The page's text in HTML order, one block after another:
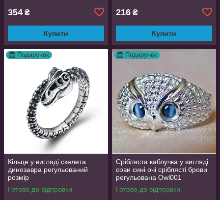
354 ₴
Купити
216 ₴
Купити
Подарунок
Кільце у вигляді скелета
динозавра регульований
розмір
Готово до відправки
Подарунок
Срібляста каблучка у вигляді
сови сині очі сріблясті брови
регульована Owl001
Готово до відправки